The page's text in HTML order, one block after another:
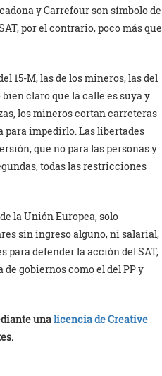
y Carrefour son símbolo de
por el contrario, poco más que
15-M, las de los mineros, las del
claro que la calle es suya y
los mineros cortan carreteras
para impedirlo. Las libertades
que no para las personas y
todas las restricciones
la Unión Europea, solo
sin ingreso alguno, ni salarial,
para defender la acción del SAT,
gobiernos como el del PP y
unalicencia de Creative